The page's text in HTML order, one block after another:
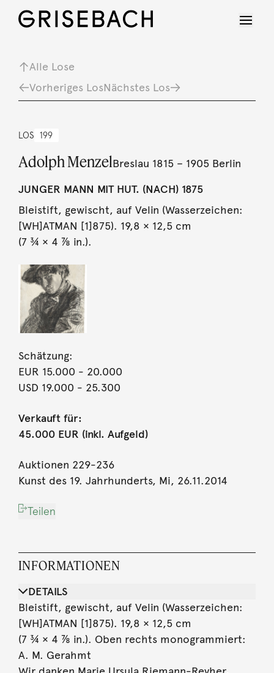
Alle Lose
Vorheriges LosNächstes Los
LOS 199
Adolph MenzelBreslau 1815 – 1905 Berlin
JUNGER MANN MIT HUT. (NACH) 1875
Bleistift, gewischt, auf Velin (Wasserzeichen:
[WH]ATMAN [1]875). 19,8 × 12,5 cm
(7 ¾ × 4 ⅞ in.).
Schätzung:
EUR 15.000 - 20.000
USD 19.000 - 25.300
Verkauft für:
45.000 EUR (inkl. Aufgeld)
Auktionen 229-236
Kunst des 19. Jahrhunderts, Mi, 26.11.2014
Teilen
INFORMATIONEN
DETAILS
Bleistift, gewischt, auf Velin (Wasserzeichen:
[WH]ATMAN [1]875). 19,8 × 12,5 cm
(7 ¾ × 4 ⅞ in.). Oben rechts monogrammiert:
A. M. Gerahmt